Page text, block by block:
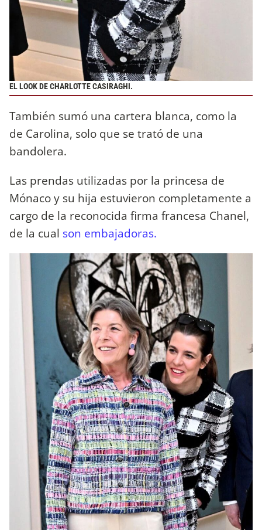
EL LOOK DE CHARLOTTE CASIRAGHI.
También sumó una cartera blanca, como la
de Carolina, solo que se trató de una
bandolera.
Las prendas utilizadas por la princesa de
Mónaco y su hija estuvieron completamente a
cargo de la reconocida firma francesa Chanel,
de la cual son embajadoras.